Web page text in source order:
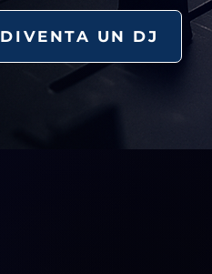
DIVENTA UN DJ